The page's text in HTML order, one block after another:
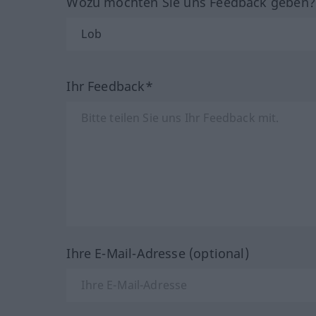
Ihr Feedback*
Ihre E-Mail-Adresse (optional)